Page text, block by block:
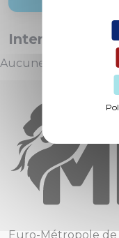
Interventions :
Aucune intervention
Euro-Métropole